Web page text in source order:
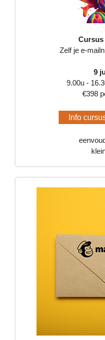
Zelf je e-
9
9.00u -
€398
Info